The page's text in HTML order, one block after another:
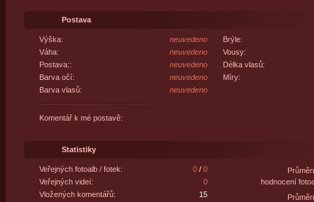
Postava
Výška:
neuvedeno
Váha:
neuvedeno
Postava::
neuvedeno
Barva očí:
neuvedeno
Barva vlasů:
neuvedeno
Brýle:
Vousy:
Délka vlasů:
Míry:
Komentář k mé postavě:
Statistiky
Veřejných fotoalb / fotek: 0/ 0
Veřejných videí:
0
Vložených komentářů:
15
hodnocení